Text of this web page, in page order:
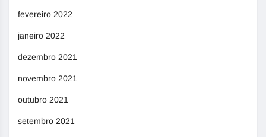
fevereiro 2022
janeiro 2022
dezembro 2021
novembro 2021
outubro 2021
setembro 2021